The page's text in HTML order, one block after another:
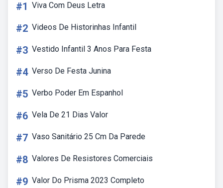
#1 Viva Com Deus Letra
#2 Videos De Historinhas Infantil
#3 Vestido Infantil 3 Anos Para Festa
#4 Verso De Festa Junina
#5 Verbo Poder Em Espanhol
#6 Vela De 21 Dias Valor
#7 Vaso Sanitário 25 Cm Da Parede
#8 Valores De Resistores Comerciais
#9 Valor Do Prisma 2023 Completo